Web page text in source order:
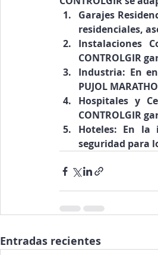
Garajes
residenciales,
Instalaciones
CONTROLGIR
Industria: En
PUJOL
Hospitales y
CONTROLGIR
Hoteles: En la
seguridad para
Entradas recientes